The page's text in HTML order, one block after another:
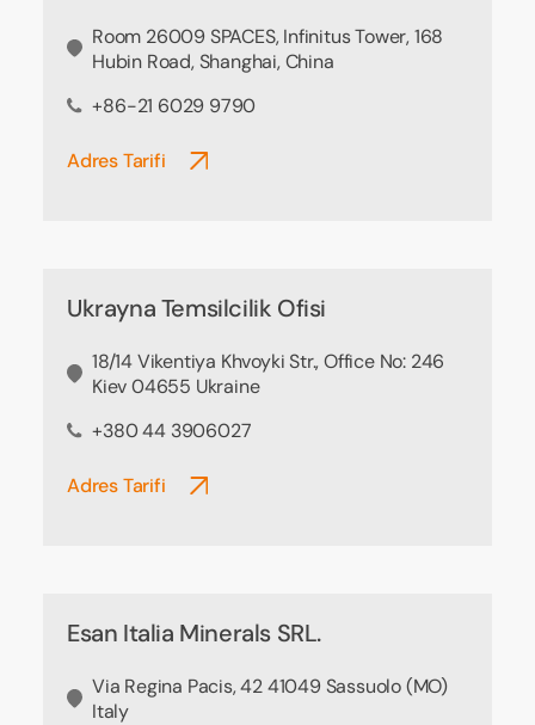
Room 26009 SPACES, Infinitus Tower, 168
Hubin Road, Shanghai, China
+86-21 6029 9790
Adres Tarifi
Ukrayna Temsilcilik Ofisi
18/14 Vikentiya Khvoyki Str., Office No: 246
Kiev 04655 Ukraine
+380 44 3906027
Adres Tarifi
Esan Italia Minerals SRL.
Via Regina Pacis, 42 41049 Sassuolo (MO)
Italy